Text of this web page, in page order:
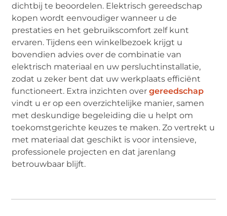
dichtbij te beoordelen. Elektrisch gereedschap
kopen wordt eenvoudiger wanneer u de
prestaties en het gebruikscomfort zelf kunt
ervaren. Tijdens een winkelbezoek krijgt u
bovendien advies over de combinatie van
elektrisch materiaal en uw persluchtinstallatie,
zodat u zeker bent dat uw werkplaats efficiënt
functioneert. Extra inzichten overgereedschap
vindt u er op een overzichtelijke manier, samen
met deskundige begeleiding die u helpt om
toekomstgerichte keuzes te maken. Zo vertrekt u
met materiaal dat geschikt is voor intensieve,
professionele projecten en dat jarenlang
betrouwbaar blijft.